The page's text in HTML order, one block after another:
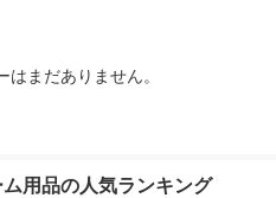
まだありません。
用品の人気ランキング